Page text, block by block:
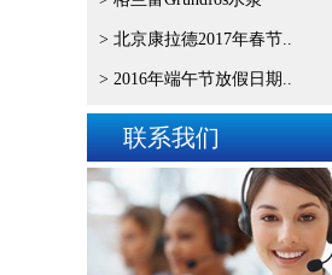
> 北京康拉德2017年春节..
> 2016年端午节放假日期..
联系我们